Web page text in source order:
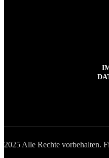
2025 Alle Rechte vorbehalten.